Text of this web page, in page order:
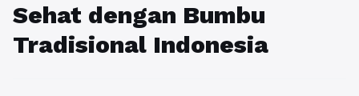
Sehat dengan Bumbu
Tradisional Indonesia